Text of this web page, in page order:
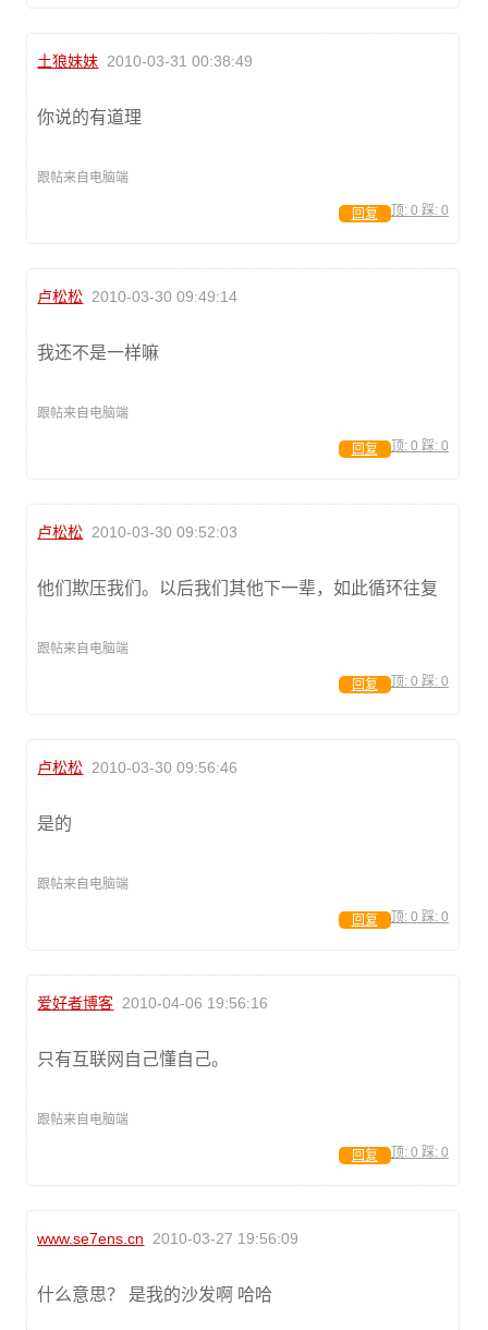
土狼妹妹 2010-03-31 00:38:49
你说的有道理
跟帖来自电脑端
顶: 0 踩: 0
回复
卢松松 2010-03-30 09:49:14
我还不是一样嘛
跟帖来自电脑端
顶: 0 踩: 0
回复
卢松松 2010-03-30 09:52:03
他们欺压我们。以后我们其他下一辈，如此循环往复
跟帖来自电脑端
顶: 0 踩: 0
回复
卢松松 2010-03-30 09:56:46
是的
跟帖来自电脑端
顶: 0 踩: 0
回复
爱好者博客 2010-04-06 19:56:16
只有互联网自己懂自己。
跟帖来自电脑端
顶: 0 踩: 0
回复
www.se7ens.cn 2010-03-27 19:56:09
什么意思？ 是我的沙发啊 哈哈